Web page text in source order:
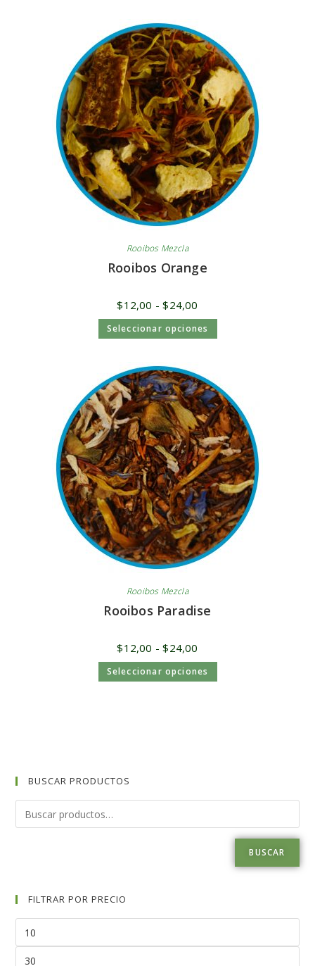
Rooibos Mezcla
Rooibos Orange
$12,00 - $24,00
Seleccionar opciones
Rooibos Mezcla
Rooibos Paradise
$12,00 - $24,00
Seleccionar opciones
BUSCAR PRODUCTOS
BUSCAR
FILTRAR POR PRECIO